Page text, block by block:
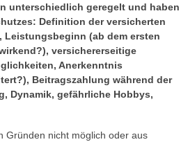
unterschiedlich geregelt und haben
Definition der versicherten
Leistungsbeginn (ab dem ersten
versichererseitige
Anerkenntnis
Beitragszahlung während der
Dynamik, gefährliche Hobbys,
Gründen nicht möglich oder aus